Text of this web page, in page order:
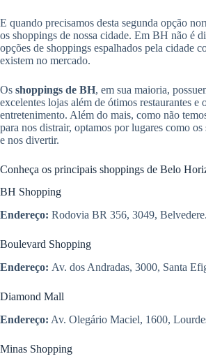
E quando precisamos desta segunda opção
os shoppings de nossa cidade. Em BH não é
opções de shoppings espalhados pela cidade
existem no mercado.
Os shoppings de BH, em sua maioria,
excelentes lojas além de ótimos restaurantes e
entretenimento. Além do mais, como não
para nos distrair, optamos por lugares como os
e nos divertir.
Conheça os principais shoppings de Belo
BH Shopping
Endereço: Rodovia BR 356, 3049, Belvedere.
Boulevard Shopping
Endereço: Av. dos Andradas, 3000, Santa
Diamond Mall
Endereço: Av. Olegário Maciel, 1600,
Minas Shopping